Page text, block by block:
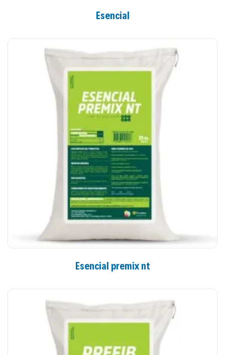
Esencial
Esencial premix nt